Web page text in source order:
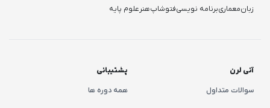
زبانمعماریبرنامه نویسیفتوشاپهنر علوم پایه
آنی لرن
سوالات متداول
پشتیبانی
همه دوره ها